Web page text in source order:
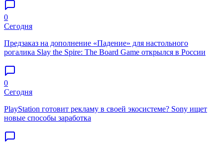
0
Сегодня
Предзаказ на дополнение «Падение» для настольного
рогалика Slay the Spire: The Board Game открылся в России
0
Сегодня
PlayStation готовит рекламу в своей экосистеме? Sony ищет
новые способы заработка